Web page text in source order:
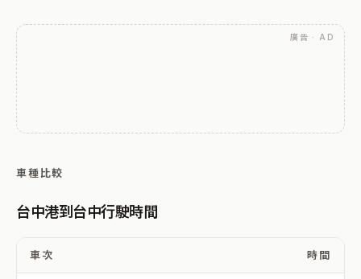
廣告 · AD
車種比較
台中港到台中行駛時間
車次 時間